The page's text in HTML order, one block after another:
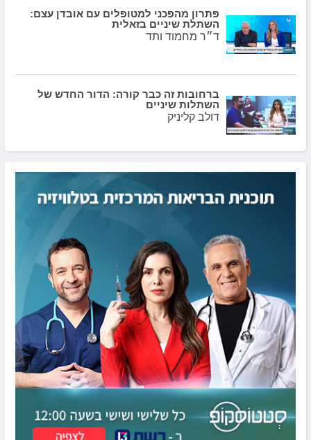
פתרון מהפכני למטופלים עם אובדן עצם:
השתלת שיניים בזאלית
ד״ר מחמוד ותד
ברחובות זה כבר קורה: הדור החדש של
השתלות שיניים
דולב קליניק